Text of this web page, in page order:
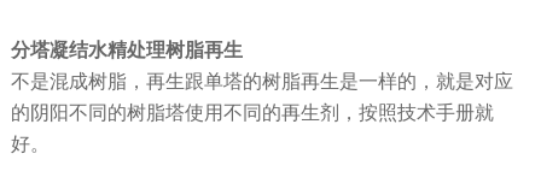
分塔凝结水精处理树脂再生
不是混成树脂，再生跟单塔的树脂再生是一样的，就是对应
的阴阳不同的树脂塔使用不同的再生剂，按照技术手册就
好。